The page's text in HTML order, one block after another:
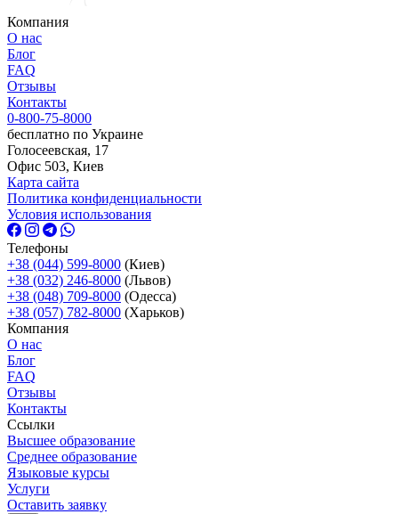
Компания
О нас
Блог
FAQ
Отзывы
Контакты
0-800-75-8000
бесплатно по Украине
Голосеевская, 17
Офис 503, Киев
Карта сайта
Политика конфиденциальности
Условия использования
Телефоны
+38 (044) 599-8000 (Киев)
+38 (032) 246-8000 (Львов)
+38 (048) 709-8000 (Одесcа)
+38 (057) 782-8000 (Харьков)
Компания
О нас
Блог
FAQ
Отзывы
Контакты
Ссылки
Высшее образование
Среднее образование
Языковые курсы
Услуги
Оставить заявку